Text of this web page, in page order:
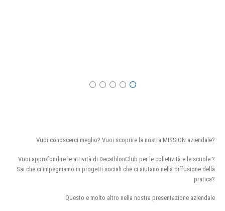
Vuoi conoscerci meglio? Vuoi scoprire la nostra MISSION aziendale?
Vuoi approfondire le attività di DecathlonClub per le colletività e le scuole ?
Sai che ci impegniamo in progetti sociali che ci aiutano nella diffusione della
pratica?
Questo e molto altro nella nostra presentazione aziendale